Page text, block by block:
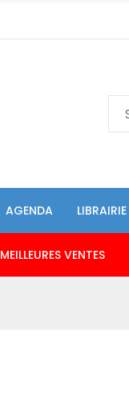
AGENDA LIBRAIRIE
MEILLEURES VENTES